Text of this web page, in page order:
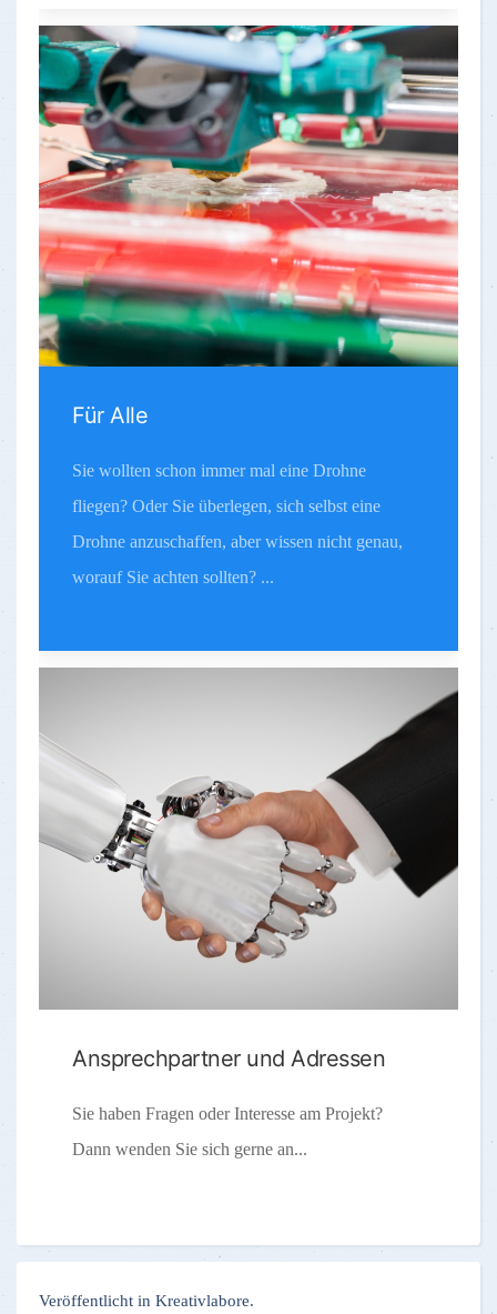
Für Alle
Sie wollten schon immer mal eine Drohne
fliegen? Oder Sie überlegen, sich selbst eine
Drohne anzuschaffen, aber wissen nicht genau,
worauf Sie achten sollten? ...
Ansprechpartner und Adressen
Sie haben Fragen oder Interesse am Projekt?
Dann wenden Sie sich gerne an...
Veröffentlicht in Kreativlabore.